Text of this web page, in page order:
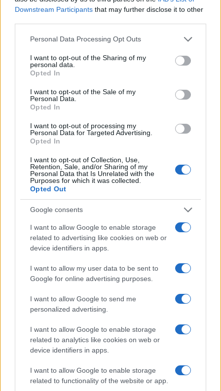
Downstream Participants that may further disclose it to other
Please note that this website/app uses one or more Google
not limited to your visit or usage behaviour. You may click to
grant or deny consent to Google and its third-party tags to
use your data for below specified purposes in below Google
consent section.
Personal Data Processing Opt Outs
I want to opt-out of the Sharing of my
personal data.
Opted In
I want to opt-out of the Sale of my
Personal Data.
Opted In
I want to opt-out of processing my
Personal Data for Targeted Advertising.
Opted In
I want to opt-out of Collection, Use,
Retention, Sale, and/or Sharing of my
Personal Data that Is Unrelated with the
Purposes for which it was collected.
Opted Out
Google consents
I want to allow Google to enable storage
related to advertising like cookies on web or
device identifiers in apps.
I want to allow my user data to be sent to
Google for online advertising purposes.
I want to allow Google to send me
personalized advertising.
I want to allow Google to enable storage
related to analytics like cookies on web or
device identifiers in apps.
I want to allow Google to enable storage
related to functionality of the website or app.
26 abril, 2020
Starcraft II: vídeo presentando el
mod World of Starcraft
recortables de papel de sus
unidades
22 abril, 2020
Starcraft II Heart of the Swarm:
primer vídeo con gameplay y
montones de pantallas
Quienes somos
Últimas Noticias
Señala una noticia
Actualidad.es es la gran fuente de información social. Actualidad,
televisión, crónica, deportes, gente, política y todas las noticias sobre